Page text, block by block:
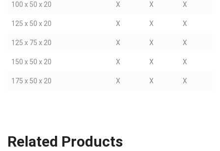
100 x 50 x 20 X X X
125 x 50 x 20 X X X
125 x 75 x 20 X X X
150 x 50 x 20 X X X
175 x 50 x 20 X X X
Related Products